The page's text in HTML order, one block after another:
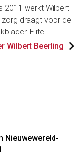
2011 werkt Wilbert
zorg draagt voor de
Elite...
Wilbert Beerling
Nieuwewereld-